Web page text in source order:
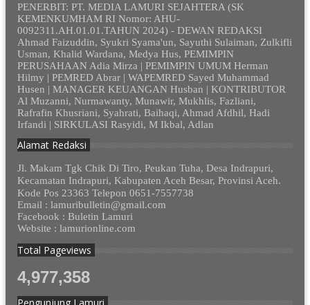
PENERBIT: PT. MEDIA LAMURI SEJAHTERA (SK
KEMENKUMHAM RI Nomor: AHU-
0092311.AH.01.01.TAHUN 2024) - DEWAN REDAKSI
Ahmad Faizuddin, Syukri Syama'un, Sayuthi Sulaiman, Zulkifli
Usman, Khalid Wardana, Medya Hus, PEMIMPIN
PERUSAHAAN Adia Mirza | PEMIMPIN UMUM Herman
Hilmy | PEMRED Abrar | WAPEMRED Sayed Muhammad
Husen | MANAGER KEUANGAN Husban | KONTRIBUTOR
Al Muzanni, Nurmawanty, Munawir, Mukhlis, Fazliani,
Rafrafin Khusriani, Syahrati, Baihaqi, Ahmad Afdhil, Hadi
Irfandi | SIRKULASI Rasyidi, M Ikbal, Adlan
Alamat Redaksi
Jl. Makam Tgk Chik Di Tiro, Peukan Tuha, Desa Indrapuri,
Kecamatan Indrapuri, Kabupaten Aceh Besar, Provinsi Aceh.
Kode Pos 23363 Telepon 0651-7557738
Email : lamuribulletin@gmail.com
Facebook : Buletin Lamuri
Website : lamurionline.com
Total Pageviews
4,977,358